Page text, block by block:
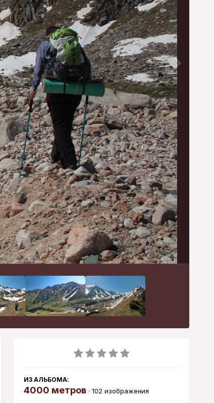
Инструменты
ИЗ АЛЬБОМА:
4000 метров · 102 изображения